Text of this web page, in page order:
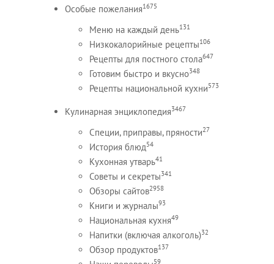
Особые пожелания1675
Меню на каждый день131
Низкокалорийные рецепты106
Рецепты для постного стола647
Готовим быстро и вкусно348
Рецепты национальной кухни573
Кулинарная энциклопедия3467
Специи, приправы, пряности27
История блюд54
Кухонная утварь41
Советы и секреты341
Обзоры сайтов2958
Книги и журналы93
Национальная кухня49
Напитки (включая алкоголь)32
Обзор продуктов137
59